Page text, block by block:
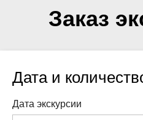
Заказ
Дата и
Дата экскурсии